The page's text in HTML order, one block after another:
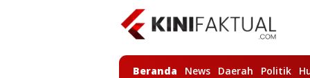
Beranda News Daerah Politik